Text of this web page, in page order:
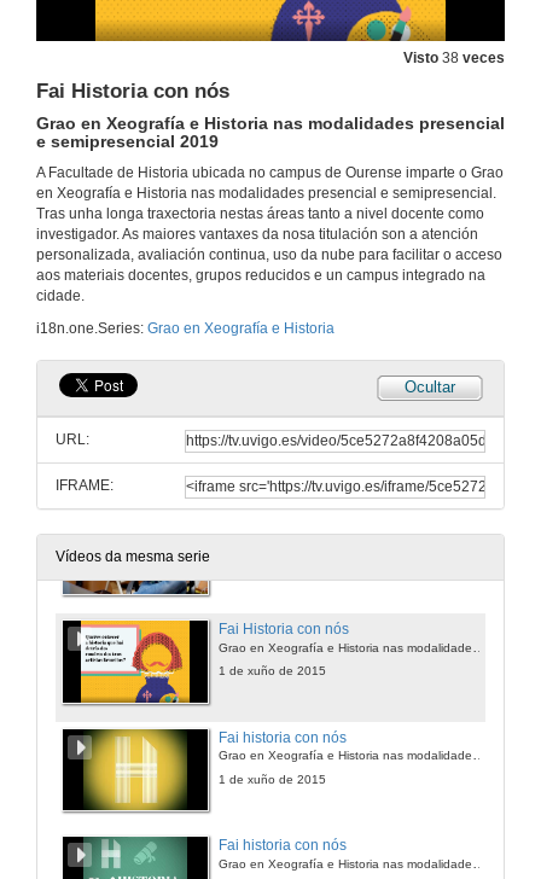
Visto 38 veces
Fai Historia con nós
Grao en Xeografía e Historia nas modalidades presencial
e semipresencial 2019
A Facultade de Historia ubicada no campus de Ourense imparte o Grao
en Xeografía e Historia nas modalidades presencial e semipresencial.
Tras unha longa traxectoria nestas áreas tanto a nivel docente como
investigador. As maiores vantaxes da nosa titulación son a atención
personalizada, avaliación continua, uso da nube para facilitar o acceso
aos materiais docentes, grupos reducidos e un campus integrado na
cidade.
i18n.one.Series: Grao en Xeografía e Historia
Ocultar
URL:
IFRAME:
Vídeos da mesma serie
14 de xul. de 2020
Facultade de Historia
26 de maio de 2020
Facultade de Historia - Cleopatra
26 de maio de 2020
26 de maio de 2020
Entrevista a Adolfo Fernández Fernández, profesor e investigador distinguido na Facultade de Historia
Fai Historia con nós
1 de xuño de 2015
Fai historia con nós
Grao en Xeografía e Historia nas modalidades presencial e semipresencial
1 de xuño de 2015
Fai historia con nós